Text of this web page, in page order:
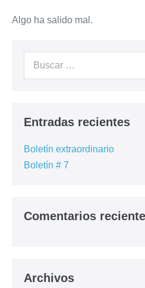
Algo ha salido mal.
Entradas recientes
Boletín extraordinario
Boletín # 7
Comentarios
Archivos